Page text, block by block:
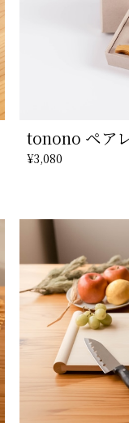
tonono ペア
¥3,080